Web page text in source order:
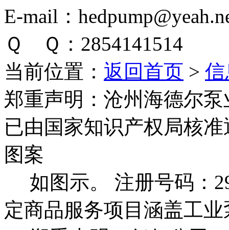
E-mail：
Ｑ Ｑ：2854141514
当前位置： 返回首页 >
郑重声明： 沧州海德尔
已由国家知识产权局核
图案
如图示。 注册号码：
定商品服务项目涵盖工